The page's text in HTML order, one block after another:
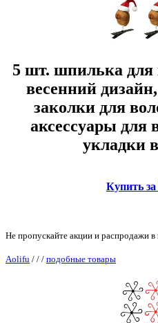
5 шт. шпилька для
весенний
заколки для
аксессуары для
укладки
Купить
Не пропускайте акции и распродажи в
Aolifu / / / подобные товары